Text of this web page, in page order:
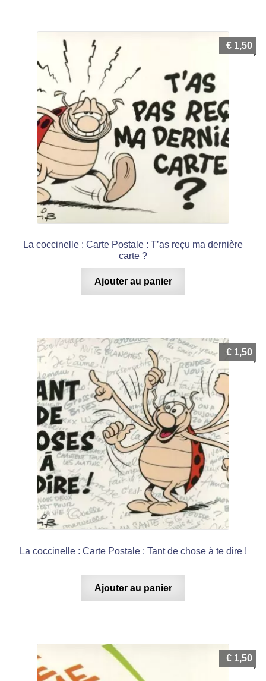
La coccinelle : Carte Postale : T’as reçu ma dernière
carte ?
€ 1,50
Ajouter au panier
La coccinelle : Carte Postale : Tant de chose à te dire !
€ 1,50
Ajouter au panier
€ 1,50